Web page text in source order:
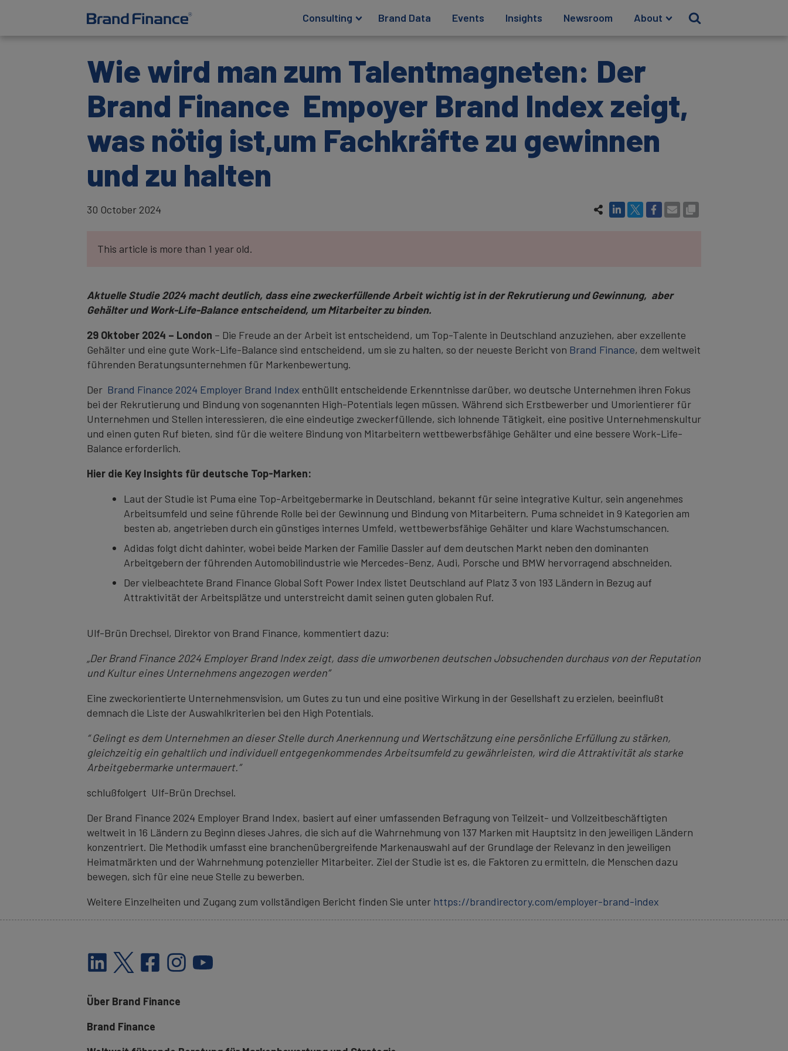
Consulting Brand Data Events Insights Newsroom About
Wie wird man zum Talentmagneten: Der
Brand Finance Empoyer Brand Index zeigt,
was nötig ist,um Fachkräfte zu gewinnen
und zu halten
30 October 2024
This article is more than 1 year old.
Aktuelle Studie 2024 macht deutlich, dass eine zweckerfüllende Arbeit wichtig ist in der Rekrutierung und Gewinnung, aber
Gehälter und Work-Life-Balance entscheidend, um Mitarbeiter zu binden.
29 Oktober 2024 – London – Die Freude an der Arbeit ist entscheidend, um Top-Talente in Deutschland anzuziehen, aber exzellente
Gehälter und eine gute Work-Life-Balance sind entscheidend, um sie zu halten, so der neueste Bericht von Brand Finance, dem weltweit
führenden Beratungsunternehmen für Markenbewertung.
Der Brand Finance 2024 Employer Brand Index enthüllt entscheidende Erkenntnisse darüber, wo deutsche Unternehmen ihren Fokus
bei der Rekrutierung und Bindung von sogenannten High-Potentials legen müssen. Während sich Erstbewerber und Umorientierer für
Unternehmen und Stellen interessieren, die eine eindeutige zweckerfüllende, sich lohnende Tätigkeit, eine positive Unternehmenskultur
und einen guten Ruf bieten, sind für die weitere Bindung von Mitarbeitern wettbewerbsfähige Gehälter und eine bessere Work-Life-
Balance erforderlich.
Hier die Key Insights für deutsche Top-Marken:
Laut der Studie ist Puma eine Top-Arbeitgebermarke in Deutschland, bekannt für seine integrative Kultur, sein angenehmes
Arbeitsumfeld und seine führende Rolle bei der Gewinnung und Bindung von Mitarbeitern. Puma schneidet in 9 Kategorien am
besten ab, angetrieben durch ein günstiges internes Umfeld, wettbewerbsfähige Gehälter und klare Wachstumschancen.
Adidas folgt dicht dahinter, wobei beide Marken der Familie Dassler auf dem deutschen Markt neben den dominanten
Arbeitgebern der führenden Automobilindustrie wie Mercedes-Benz, Audi, Porsche und BMW hervorragend abschneiden.
Der vielbeachtete Brand Finance Global Soft Power Index listet Deutschland auf Platz 3 von 193 Ländern in Bezug auf
Attraktivität der Arbeitsplätze und unterstreicht damit seinen guten globalen Ruf.
Ulf-Brün Drechsel, Direktor von Brand Finance, kommentiert dazu:
„Der Brand Finance 2024 Employer Brand Index zeigt, dass die umworbenen deutschen Jobsuchenden durchaus von der Reputation
und Kultur eines Unternehmens angezogen werden”
Eine zweckorientierte Unternehmensvision, um Gutes zu tun und eine positive Wirkung in der Gesellshaft zu erzielen, beeinflußt
demnach die Liste der Auswahlkriterien bei den High Potentials.
“ Gelingt es dem Unternehmen an dieser Stelle durch Anerkennung und Wertschätzung eine persönliche Erfüllung zu stärken,
gleichzeitig ein gehaltlich und individuell entgegenkommendes Arbeitsumfeld zu gewährleisten, wird die Attraktivität als starke
Arbeitgebermarke untermauert.”
schlußfolgert Ulf-Brün Drechsel.
Der Brand Finance 2024 Employer Brand Index, basiert auf einer umfassenden Befragung von Teilzeit- und Vollzeitbeschäftigten
weltweit in 16 Ländern zu Beginn dieses Jahres, die sich auf die Wahrnehmung von 137 Marken mit Hauptsitz in den jeweiligen Ländern
konzentriert. Die Methodik umfasst eine branchenübergreifende Markenauswahl auf der Grundlage der Relevanz in den jeweiligen
Heimatmärkten und der Wahrnehmung potenzieller Mitarbeiter. Ziel der Studie ist es, die Faktoren zu ermitteln, die Menschen dazu
bewegen, sich für eine neue Stelle zu bewerben.
Weitere Einzelheiten und Zugang zum vollständigen Bericht finden Sie unter https://brandirectory.com/employer-brand-index
Über Brand Finance
Brand Finance